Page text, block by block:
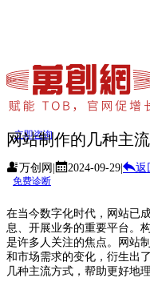
立即咨询
免费诊断
网站制作的几种主
万创网 2024-09-29 返
在当今数字化时代，网站已
息、开展业务的重要平台。
是许多人关注的焦点。网站
和市场需求的变化，衍生出
几种主流方式，帮助更好地